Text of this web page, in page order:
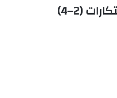
(2–4)